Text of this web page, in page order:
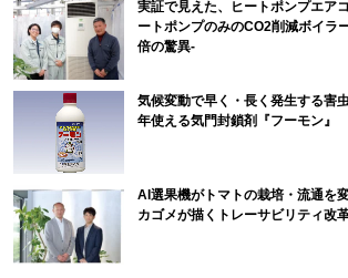
実証で見えた、ヒートポンプエア
ートポンプのみのCO2削減ボイラ
倍の驚異-
気候変動で早く・長く発生する害
年使える気門封鎖剤『フーモン』
AI選果機がトマトの栽培・流通を
カゴメが描くトレーサビリティ改